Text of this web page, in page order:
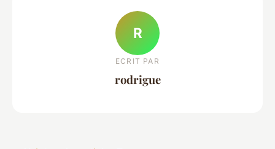
R
ECRIT PAR
rodrigue